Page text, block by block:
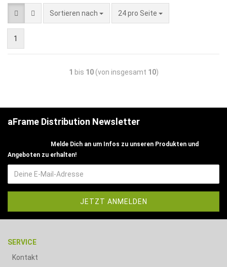
Sortieren nach 24 pro Seite
1
1 bis 10(von insgesamt 10)
aFrame Distribution Newsletter
Melde Dich an um Infos zu unseren Produkten und
Angeboten zu erhalten!
SERVICE
Kontakt